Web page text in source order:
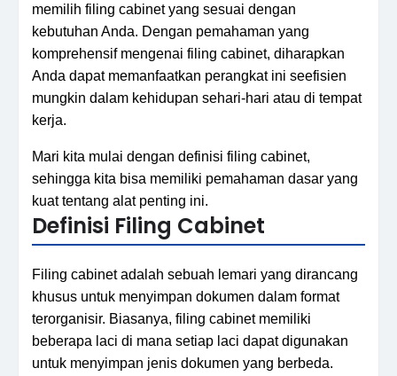
memilih filing cabinet yang sesuai dengan
kebutuhan Anda. Dengan pemahaman yang
komprehensif mengenai filing cabinet, diharapkan
Anda dapat memanfaatkan perangkat ini seefisien
mungkin dalam kehidupan sehari-hari atau di tempat
kerja.
Mari kita mulai dengan definisi filing cabinet,
sehingga kita bisa memiliki pemahaman dasar yang
kuat tentang alat penting ini.
Definisi Filing Cabinet
Filing cabinet adalah sebuah lemari yang dirancang
khusus untuk menyimpan dokumen dalam format
terorganisir. Biasanya, filing cabinet memiliki
beberapa laci di mana setiap laci dapat digunakan
untuk menyimpan jenis dokumen yang berbeda.